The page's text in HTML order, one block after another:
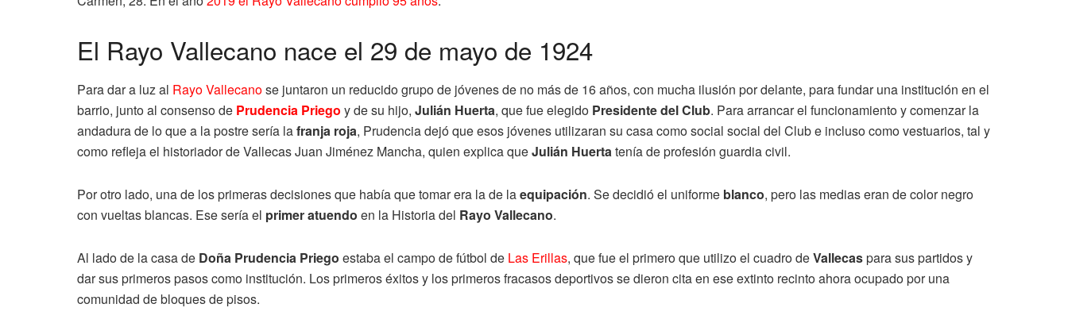
El Rayo Vallecano nace el 29 de mayo de 1924
Para dar a luz al Rayo Vallecanose juntaron un reducido grupo de jóvenes de no más de 16 años, con mucha ilusión por delante, para fundar una institución en el
barrio, junto al consenso de Prudencia Priego y de su hijo, Julián Huerta, que fue elegido Presidente del Club. Para arrancar el funcionamiento y comenzar la
andadura de lo que a la postre sería lafranja roja, Prudencia dejó que esos jóvenes utilizaran su casa como social social del Club e incluso como vestuarios, tal y
como refleja el historiador de Vallecas Juan Jiménez Mancha, quien explica queJulián Huertatenía de profesión guardia civil.
Por otro lado, una de los primeras decisiones que había que tomar era la de laequipación. Se decidió el uniforme blanco, pero las medias eran de color negro
con vueltas blancas. Ese sería el primer atuendo en la Historia del Rayo Vallecano.
Al lado de la casa de Doña Prudencia Priego estaba el campo de fútbol de Las Erillas, que fue el primero que utilizo el cuadro deVallecaspara sus partidos y
dar sus primeros pasos como institución. Los primeros éxitos y los primeros fracasos deportivos se dieron cita en ese extinto recinto ahora ocupado por una
comunidad de bloques de pisos.